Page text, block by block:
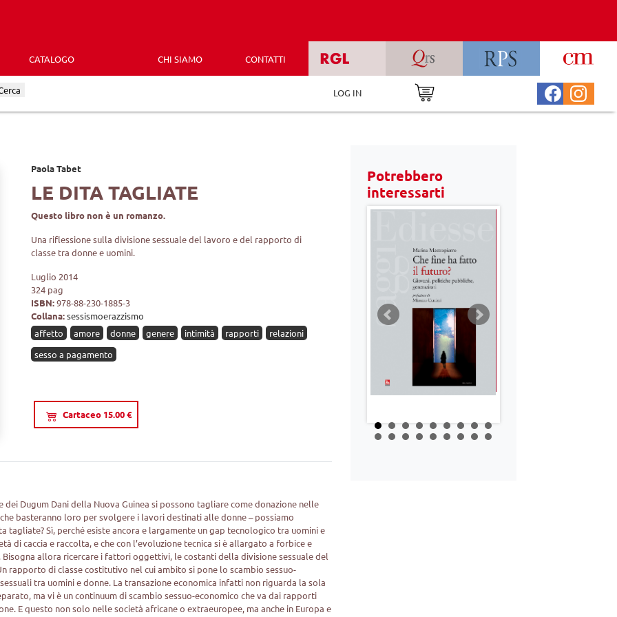
CATALOGO CHI SIAMO CONTATTI
LOG IN
Paola Tabet
LE DITA TAGLIATE
Questo libro non è un romanzo.
Una riflessione sulla divisione sessuale del lavoro e del rapporto di
classe tra donne e uomini.
Luglio 2014
324 pag
ISBN:978-88-230-1885-3
Collana:sessismoerazzismo
affetto
amore donne genere intimità rapporti
relazioni
sesso a pagamento
Cartaceo 15.00 €
Dugum Dani della Nuova Guinea si possono tagliare come donazione nelle
basteranno loro per svolgere i lavori destinati alle donne – possiamo
tagliate? Sì, perché esiste ancora e largamente un gap tecnologico tra uomini e
di caccia e raccolta, e che con l’evoluzione tecnica si è allargato a forbice e
allora ricercare i fattori oggettivi, le costanti della divisione sessuale del
rapporto di classe costitutivo nel cui ambito si pone lo scambio sessuo-
tra uomini e donne. La transazione economica infatti non riguarda la sola
ma vi è un continuum di scambio sessuo-economico che va dai rapporti
E questo non solo nelle società africane o extraeuropee, ma anche in Europa e
Potrebbero
interessarti